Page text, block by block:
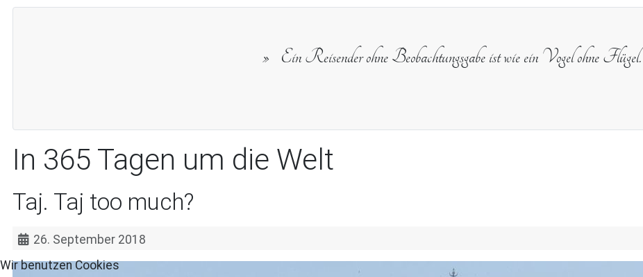
Ein Reisender ohne Beobachtungsgabe ist wie ein Vogel ohne Flügel.
In 365 Tagen um die Welt
Taj. Taj too much?
26. September 2018
Wir benutzen Cookies